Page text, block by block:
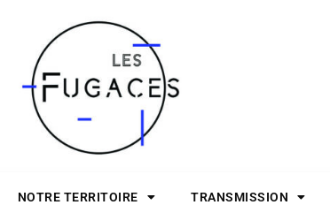
NOTRE TERRITOIRE TRANSMISSION